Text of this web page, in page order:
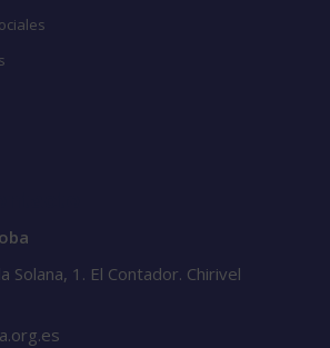
Solana, 1. El Contador. Chirivel